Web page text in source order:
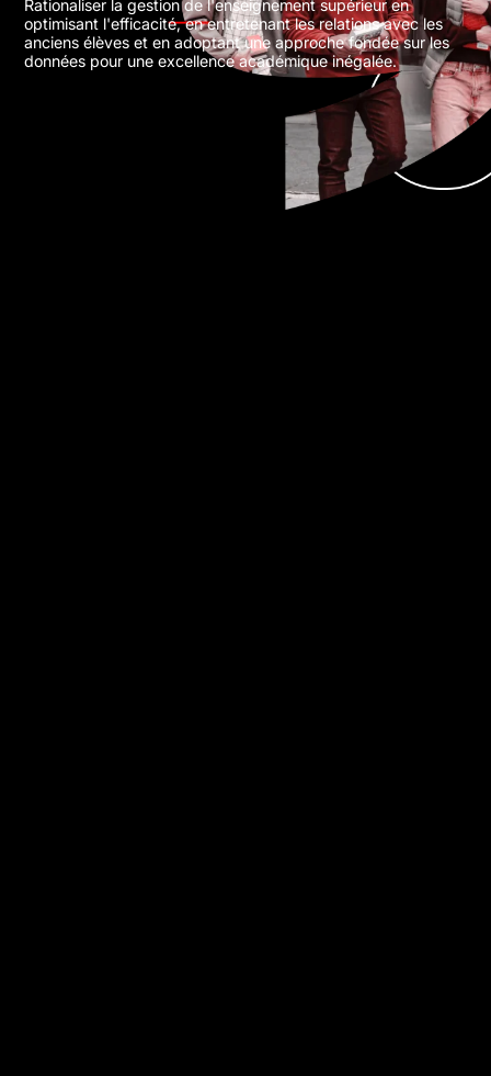
Rationaliser la gestion de l'enseignement supérieur en
optimisant l'efficacité, en entretenant les relations avec les
anciens élèves et en adoptant une approche fondée sur les
données pour une excellence académique inégalée.